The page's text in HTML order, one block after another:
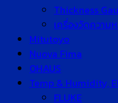
Thickness
เครื่องวัดความ
Mitutoyo
Nuova Fima
OHAUS
Temp & Humidity,
FLUKE